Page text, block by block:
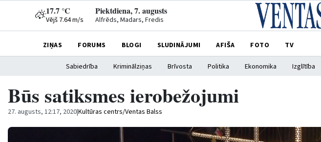
17.7 °C
Vējš 7.64 m/s
Piektdiena, 7. augusts
Alfrēds, Madars, Fredis
ZIŅAS FORUMS BLOGI SLUDINĀJUMI AFIŠA FOTO TV
Sabiedrība Kriminālziņas Brīvosta Politika Ekonomika Izglītība
Būs satiksmes ierobežojumi
27. augusts, 12:17, 2020|Kultūras centrs/Ventas Balss